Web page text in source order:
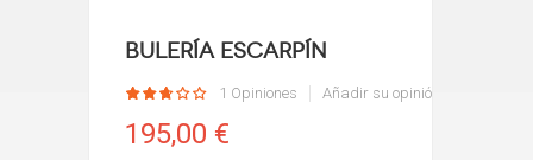
Bulería Escarpín
1 Opiniones Añadir su opinión
195,00 €